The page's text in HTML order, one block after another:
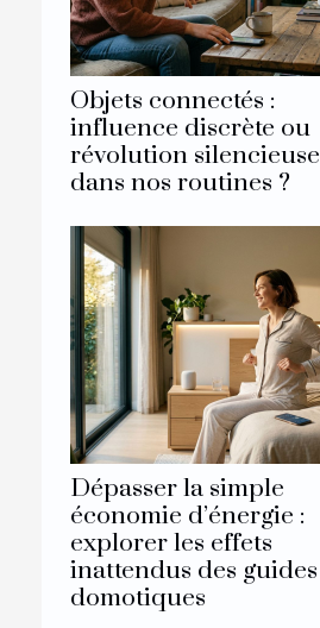
Objets connectés :
influence discrète ou
révolution silencieuse
dans nos routines ?
Dépasser la simple
économie d’énergie :
explorer les effets
inattendus des guides
domotiques